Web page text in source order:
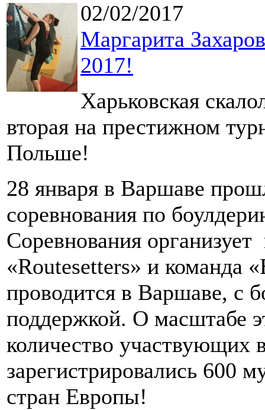
02/02/2017
Маргарита
2017!
Харьковская
вторая на престижном
Польше!
28 января в Варшаве
соревнования по
Соревнования организует
«Routesetters» и команда
проводится в Варшаве, с
поддержкой. О масштабе
количество участвующих
зарегистрировались 600
стран Европы!